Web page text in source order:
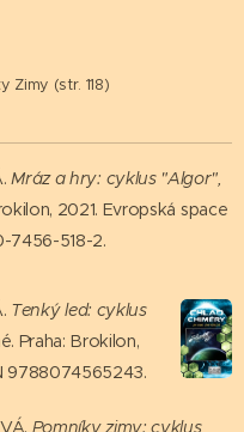
Zimy (str. 118)
Mráz a hry: cyklus "Algor",
2021. Evropská space
7456-518-2.
Tenký led: cyklus
Praha: Brokilon,
9788074565243.
Pomníky zimy: cyklus